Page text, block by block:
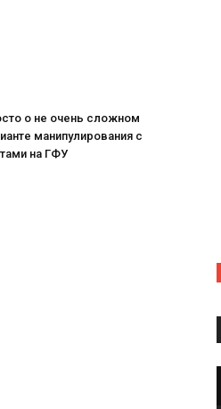
о не очень сложном
манипулирования с
на ГФУ